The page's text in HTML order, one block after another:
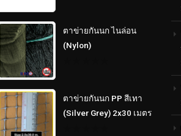
ตาข่ายกันนก ไนล่อน
(Nylon)
5
ตาข่ายกันนก PP สีเทา
(Silver Grey) 2x30 เมตร